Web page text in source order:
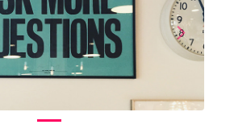
arrow_forward_iosNext